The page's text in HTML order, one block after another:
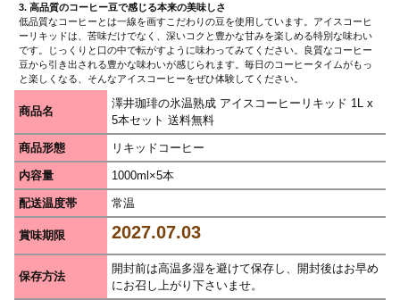
3. 高品質のコーヒー豆で感じる本来の美味しさ
低品質なコーヒーとは一線を画すこだわりの豆を使用しています。アイスコーヒ
ーリキッドは、苦味だけでなく、深いコクと豊かな甘みを楽しめる特別な味わい
です。じっくりと口の中で転がすように味わってみてください。良質なコーヒー
豆から引き出される豊かな味わいが感じられます。毎日のコーヒータイムがもっ
と楽しくなる、そんなアイスコーヒーをぜひ体験してください。
商品名
澤井珈琲の氷温熟成 アイスコーヒーリキッド 1L x
5本セット 送料無料
商品形態 リキッドコーヒー
内容量 1000ml×5本
配送温度帯 常温
賞味期限
保存方法
開封前は高温多湿を避けて保存し、開封後はお早め
にお召し上がり下さいませ。